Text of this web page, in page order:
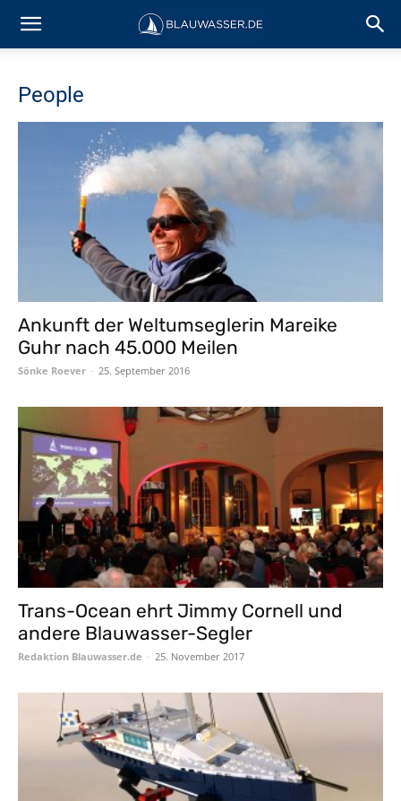
People
Ankunft der Weltumseglerin Mareike
Guhr nach 45.000 Meilen
Sönke Roever - 25. September 2016
Trans-Ocean ehrt Jimmy Cornell und
andere Blauwasser-Segler
Redaktion Blauwasser.de - 25. November 2017